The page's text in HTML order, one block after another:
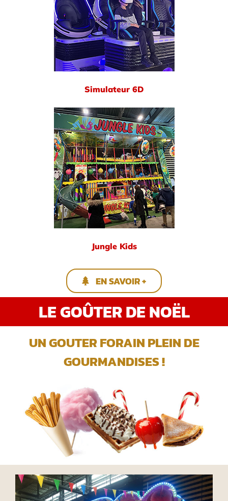
Simulateur 6D
Jungle Kids
EN SAVOIR +
LE GOÛTER DE NOËL
UN GOUTER FORAIN PLEIN DE
GOURMANDISES !